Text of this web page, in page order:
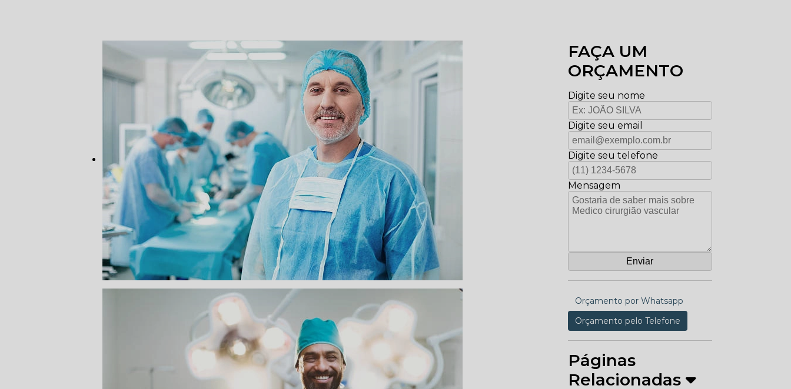
FAÇA UM
ORÇAMENTO
Digite seu nome
Digite seu email
Digite seu telefone
Mensagem
Orçamento por Whatsapp
Orçamento pelo Telefone
Páginas
Relacionadas